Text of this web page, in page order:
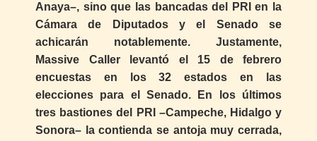
Anaya–, sino que las bancadas del PRI en la
Cámara de Diputados y el Senado se
achicarán notablemente. Justamente,
Massive Caller levantó el 15 de febrero
encuestas en los 32 estados en las
elecciones para el Senado. En los últimos
tres bastiones del PRI –Campeche, Hidalgo y
Sonora– la contienda se antoja muy cerrada,